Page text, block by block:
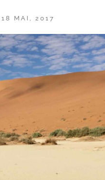
18 MAI, 2017